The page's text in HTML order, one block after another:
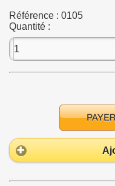
Référence : 0105
Quantité :